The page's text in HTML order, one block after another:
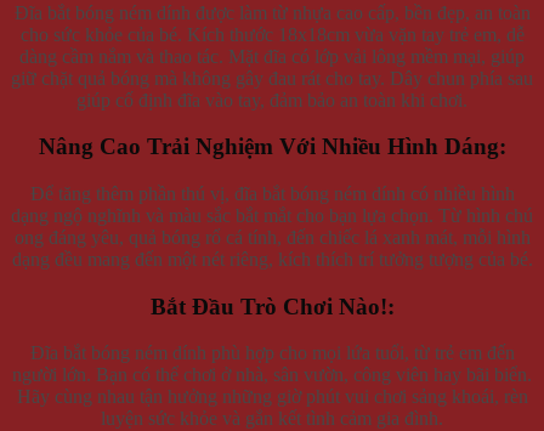
Đĩa bắt bóng ném dính được làm từ nhựa cao cấp, bền đẹp, an toàn
cho sức khỏe của bé. Kích thước 18x18cm vừa vặn tay trẻ em, dễ
dàng cầm nắm và thao tác. Mặt đĩa có lớp vải lông mềm mại, giúp
giữ chặt quả bóng mà không gây đau rát cho tay. Dây chun phía sau
giúp cố định đĩa vào tay, đảm bảo an toàn khi chơi.
Nâng Cao Trải Nghiệm Với Nhiều Hình Dáng:
Để tăng thêm phần thú vị, đĩa bắt bóng ném dính có nhiều hình
dạng ngộ nghĩnh và màu sắc bắt mắt cho bạn lựa chọn. Từ hình chú
ong đáng yêu, quả bóng rổ cá tính, đến chiếc lá xanh mát, mỗi hình
dạng đều mang đến một nét riêng, kích thích trí tưởng tượng của bé.
Bắt Đầu Trò Chơi Nào!:
Đĩa bắt bóng ném dính phù hợp cho mọi lứa tuổi, từ trẻ em đến
người lớn. Bạn có thể chơi ở nhà, sân vườn, công viên hay bãi biển.
Hãy cùng nhau tận hưởng những giờ phút vui chơi sảng khoái, rèn
luyện sức khỏe và gắn kết tình cảm gia đình.